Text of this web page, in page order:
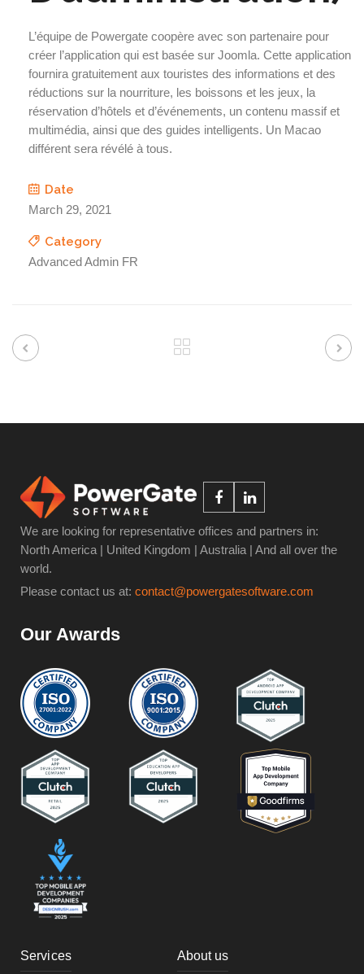
L’équipe de Powergate coopère avec son partenaire pour
créer l’application qui est basée sur Joomla. Cette application
fournira gratuitement aux touristes des informations et des
réductions sur la nourriture, les boissons et les jeux, la
réservation d’hôtels et d’événements, un contenu massif et
multimédia, ainsi que des guides intelligents. Un Macao
différent sera révélé à tous.
Date
March 29, 2021
Category
Advanced Admin FR
We are looking for representative offices and partners in:
North America | United Kingdom | Australia | And all over the
world.
Please contact us at: contact@powergatesoftware.com
Our Awards
Services About us